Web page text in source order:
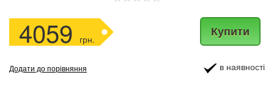
4059 грн.
Додати до порівняння
Купити
в наявності